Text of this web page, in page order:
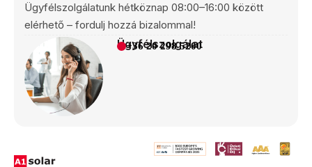
Ügyfélszolgálatunk hétköznap 08:00–16:00 között
elérhető – fordulj hozzá bizalommal!
Ügyfélszolgálat
+36 20 298 5200